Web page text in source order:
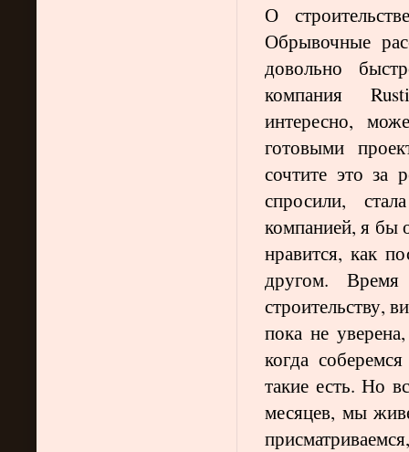
О
Обрывочные
довольно
компания
интересно,
готовыми
сочтите это за
спросили,
компанией, я бы
нравится, как
другом.
строительству,
пока не
когда
такие есть. Но
месяцев, мы